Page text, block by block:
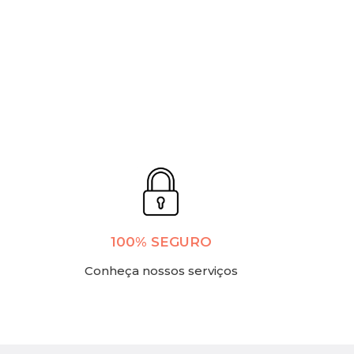
100% SEGURO
Conheça nossos serviços